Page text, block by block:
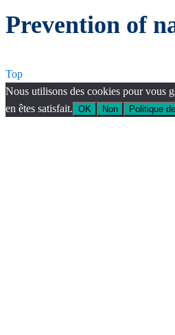
Prevention of
Top
Nous utilisons des cookies pour vous
en êtes satisfait. OK Non Politique